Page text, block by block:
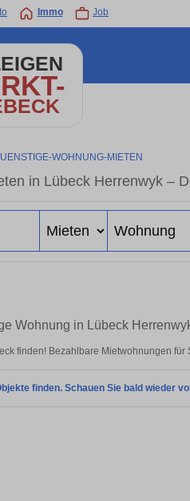
Immo Job
WOHNUNG-MIETEN
in Lübeck Herrenwyk –
Wohnung in Lübeck
finden! Bezahlbare Mietwohnungen für
finden. Schauen Sie bald wieder